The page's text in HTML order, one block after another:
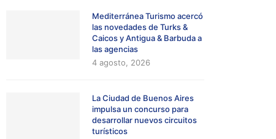
Mediterránea Turismo acercó
las novedades de Turks &
Caicos y Antigua & Barbuda a
las agencias
4 agosto, 2026
La Ciudad de Buenos Aires
impulsa un concurso para
desarrollar nuevos circuitos
turísticos